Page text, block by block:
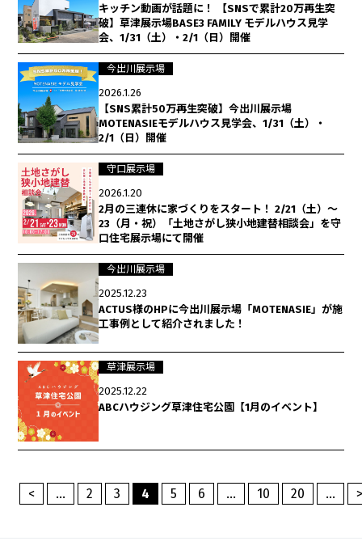
キッチン動画が話題に！ 【SNSで累計20万再生突
破】草津展示場BASE3 FAMILY モデルハウス見学
会、1/31（土）・2/1（日）開催
今出川展示場
2026.1.26
【SNS累計50万再生突破】今出川展示場
MOTENASIEモデルハウス見学会、1/31（土）・
2/1（日）開催
守口展示場
2026.1.20
2月の三連休に家づくりをスタート！ 2/21（土）～
23（月・祝）「土地さがし狭小地建替相談会」を守
口住宅展示場にて開催
今出川展示場
2025.12.23
ACTUS様のHPに今出川展示場「MOTENASIE」が施
工事例として紹介されました！
草津展示場
2025.12.22
ABCハウジング草津住宅公園【1月のイベント】
< ... 2 3 4 5 6 ... 10 20 ...